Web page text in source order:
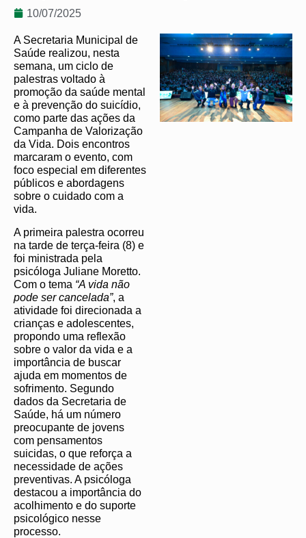
10/07/2025
A Secretaria Municipal de
Saúde realizou, nesta
semana, um ciclo de
palestras voltado à
promoção da saúde mental
e à prevenção do suicídio,
como parte das ações da
Campanha de Valorização
da Vida. Dois encontros
marcaram o evento, com
foco especial em diferentes
públicos e abordagens
sobre o cuidado com a
vida.
A primeira palestra ocorreu
na tarde de terça-feira (8) e
foi ministrada pela
psicóloga Juliane Moretto.
Com o tema “A vida não
pode ser cancelada”, a
atividade foi direcionada a
crianças e adolescentes,
propondo uma reflexão
sobre o valor da vida e a
importância de buscar
ajuda em momentos de
sofrimento. Segundo
dados da Secretaria de
Saúde, há um número
preocupante de jovens
com pensamentos
suicidas, o que reforça a
necessidade de ações
preventivas. A psicóloga
destacou a importância do
acolhimento e do suporte
psicológico nesse
processo.